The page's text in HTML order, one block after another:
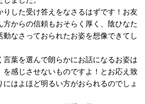
りした受け答えをなさるはずです！お友
方からの信頼もおそらく厚く、陰ひなた
動なさっておられたお姿を想像できてし
言葉を選んで朗らかにお話になるお姿は
を感じさせないものですよ！とお応え致
にはよほど明るい方がおられるのでしょ